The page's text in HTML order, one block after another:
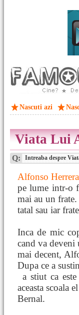
Nascuti azi
Viata Lui
Q: Intreaba despre
Alfonso
pe lume intr-o
mai au un
tatal sau iar
Inca de mic
cand va deveni
mai decent,
Dupa ce a
a stiut ca
aceasta scoala
Bernal.